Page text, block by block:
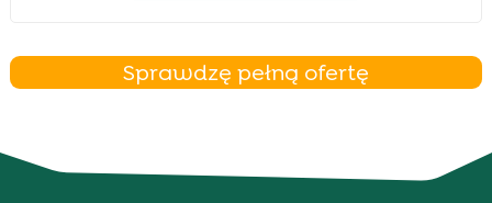
Sprawdzę pełną ofertę